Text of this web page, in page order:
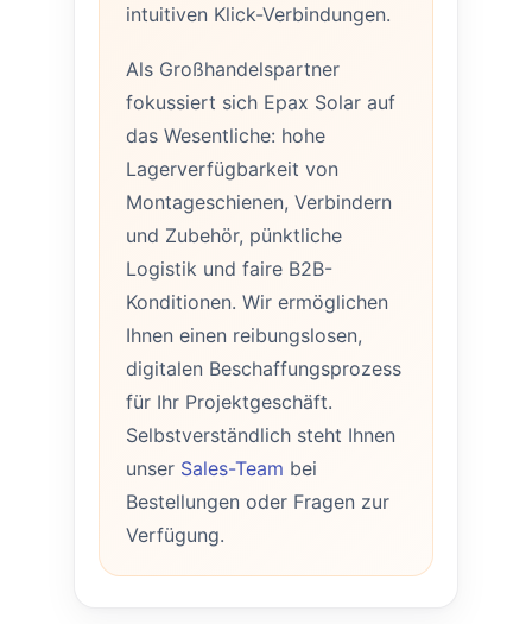
intuitiven Klick-Verbindungen.
Als Großhandelspartner
fokussiert sich Epax Solar auf
das Wesentliche: hohe
Lagerverfügbarkeit von
Montageschienen, Verbindern
und Zubehör, pünktliche
Logistik und faire B2B-
Konditionen. Wir ermöglichen
Ihnen einen reibungslosen,
digitalen Beschaffungsprozess
für Ihr Projektgeschäft.
Selbstverständlich steht Ihnen
unser Sales-Team bei
Bestellungen oder Fragen zur
Verfügung.